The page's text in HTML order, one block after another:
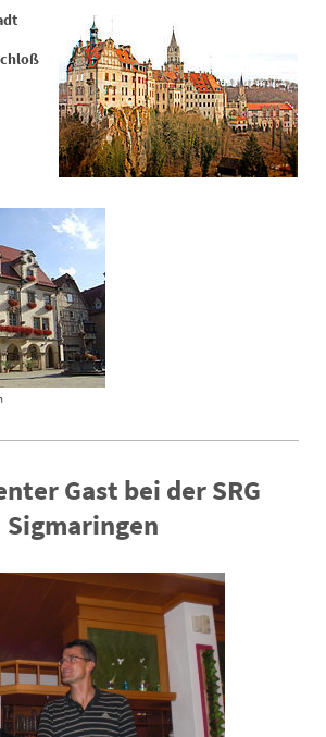
Gast bei der SRG
Sigmaringen